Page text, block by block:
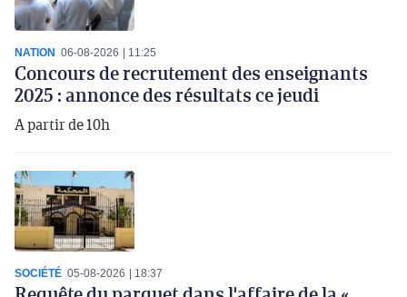
NATION 06-08-2026 11:25
Concours de recrutement des enseignants
2025 : annonce des résultats ce jeudi
A partir de 10h
SOCIÉTÉ 05-08-2026 18:37